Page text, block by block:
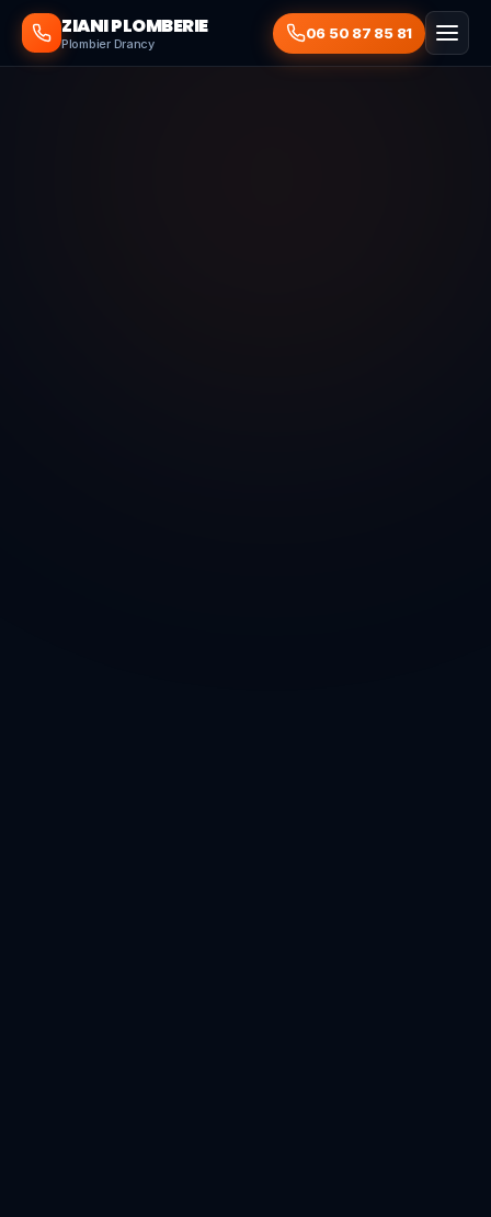
ZIANI PLOMBERIE
Plombier Drancy
06 50 87 85 81